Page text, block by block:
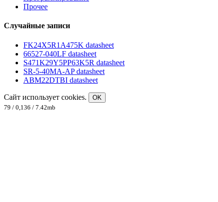
Прочее
Случайные записи
FK24X5R1A475K datasheet
66527-040LF datasheet
S471K29Y5PP63K5R datasheet
SR-5-40MA-AP datasheet
ABM22DTBI datasheet
Сайт использует cookies.
OK
79 / 0,136 / 7.42mb